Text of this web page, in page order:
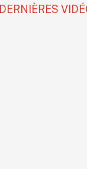
DERNIÈRES